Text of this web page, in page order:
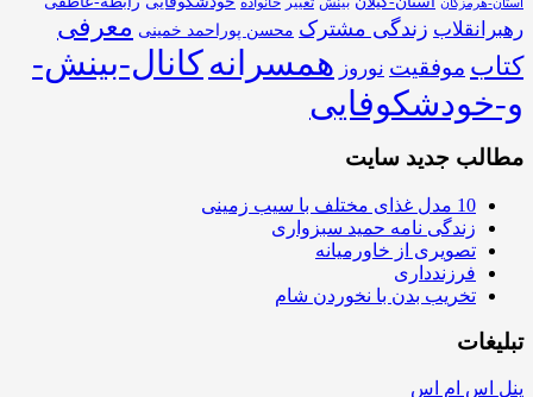
رهبرانقلاب زندگی مشترک محسن پوراحمد خمینی معرفی
کتاب موفقیت نوروز همسرانهکانال-بینش-
و-خودشکوفایی
مطالب جدید سایت
10 مدل غذای مختلف با سیب زمینی
زندگی نامه حمید سبزواری
تصویری از خاورمیانه
فرزندداری
تخریب بدن با نخوردن شام
تبلیغات
پنل اس ام اس